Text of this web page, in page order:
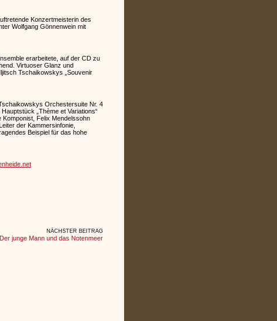
Konzertmeisterin des
Wolfgang Gönnenwein mit
erarbeitete, auf der CD zu
Virtuoser Glanz und
Tschaikowskys „Souvenir
Orchestersuite Nr. 4
„Thème et Variations“
Felix Mendelssohn
der Kammersinfonie,
Beispiel für das hohe
NÄCHSTER BEITRAG
Der junge Mann und das Notenmeer